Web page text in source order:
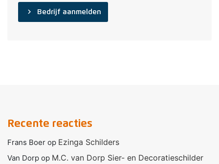
navigate_next Bedrijf aanmelden
Recente reacties
Frans Boer op Ezinga Schilders
Van Dorp op M.C. van Dorp Sier- en Decoratieschilder